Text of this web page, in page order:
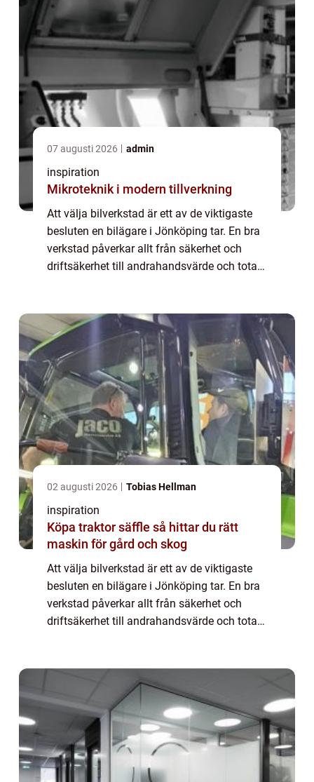
07 augusti 2026 admin
inspiration
Mikroteknik i modern tillverkning
Att välja bilverkstad är ett av de viktigaste
besluten en bilägare i Jönköping tar. En bra
verkstad påverkar allt från säkerhet och
driftsäkerhet till andrahandsvärde och total
02 augusti 2026 Tobias Hellman
inspiration
Köpa traktor säffle så hittar du rätt
maskin för gård och skog
Att välja bilverkstad är ett av de viktigaste
besluten en bilägare i Jönköping tar. En bra
verkstad påverkar allt från säkerhet och
driftsäkerhet till andrahandsvärde och total